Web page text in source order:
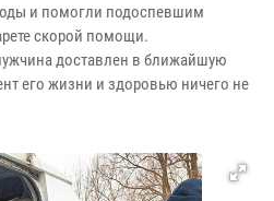
и помогли подоспевшим
скорой помощи.
доставлен в ближайшую
его жизни и здоровью ничего не